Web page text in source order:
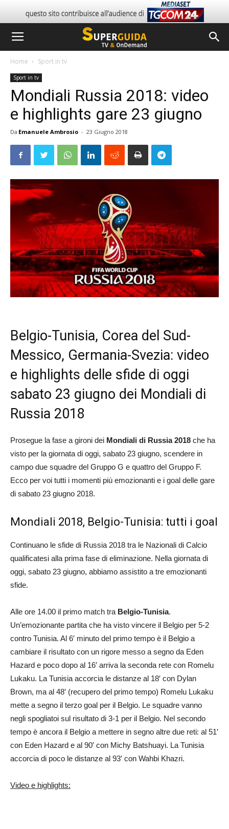
Home Sport in tv
Sport in tv
Mondiali Russia 2018: video
e highlights gare 23 giugno
Da Emanuele Ambrosio - 23 Giugno 2018
Belgio-Tunisia, Corea del Sud-
Messico, Germania-Svezia: video
e highlights delle sfide di oggi
sabato 23 giugno dei Mondiali di
Russia 2018
Prosegue la fase a gironi dei Mondiali di Russia 2018 che ha
visto per la giornata di oggi, sabato 23 giugno, scendere in
campo due squadre del Gruppo G e quattro del Gruppo F.
Ecco per voi tutti i momenti più emozionanti e i goal delle gare
di sabato 23 giugno 2018.
Mondiali 2018, Belgio-Tunisia: tutti i goal
Continuano le sfide di Russia 2018 tra le Nazionali di Calcio
qualificatesi alla prima fase di eliminazione. Nella giornata di
oggi, sabato 23 giugno, abbiamo assistito a tre emozionanti
sfide.
Alle ore 14.00 il primo match tra Belgio-Tunisia.
Un’emozionante partita che ha visto vincere il Belgio per 5-2
contro Tunisia. Al 6′ minuto del primo tempo è il Belgio a
cambiare il risultato con un rigore messo a segno da Eden
Hazard e poco dopo al 16′ arriva la seconda rete con Romelu
Lukaku. La Tunisia accorcia le distanze al 18′ con Dylan
Brown, ma al 48′ (recupero del primo tempo) Romelu Lukaku
mette a segno il terzo goal per il Belgio. Le squadre vanno
negli spogliatoi sul risultato di 3-1 per il Belgio. Nel secondo
tempo è ancora il Belgio a mettere in segno altre due reti: al 51′
con Eden Hazard e al 90′ con Michy Batshuayi. La Tunisia
accorcia di poco le distanze al 93′ con Wahbi Khazri.
Video e highlights: